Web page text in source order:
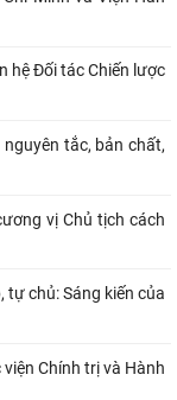
hệ Đối tác Chiến lược
tắc, bản chất,
vị Chủ tịch cách
tự chủ: Sáng kiến của
Chính trị và Hành